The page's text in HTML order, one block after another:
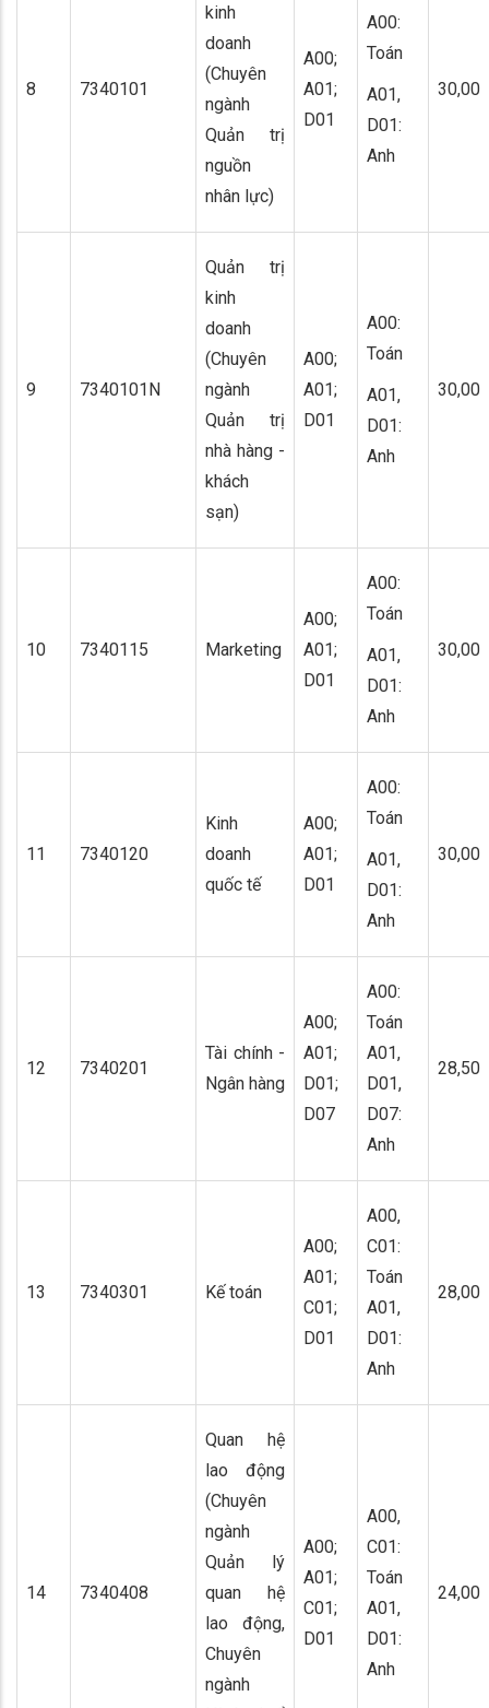
8 7340101
kinh
doanh
(Chuyên
ngành
Quản trị
nguồn
nhân lực)
A00;
A01;
D01
A00:
Toán
A01,
D01:
Anh
30,00
9 7340101N
Quản trị
kinh
doanh
(Chuyên
ngành
Quản trị
nhà hàng -
khách
sạn)
A00;
A01;
D01
A00:
Toán
A01,
D01:
Anh
30,00
10 7340115 Marketing
A00;
A01;
D01
A00:
Toán
A01,
D01:
Anh
30,00
11 7340120
Kinh
doanh
quốc tế
A00;
A01;
D01
A00:
Toán
A01,
D01:
Anh
30,00
12 7340201
Tài chính -
Ngân hàng
A00;
A01;
D01;
D07
A00:
Toán
A01,
D01,
D07:
Anh
28,50
13 7340301 Kế toán
A00;
A01;
C01;
D01
A00,
C01:
Toán
A01,
D01:
Anh
28,00
14 7340408
Quan hệ
lao động
(Chuyên
ngành
Quản lý
quan hệ
lao động,
Chuyên
ngành
A00;
A01;
C01;
D01
A00,
C01:
Toán
A01,
D01:
Anh
24,00